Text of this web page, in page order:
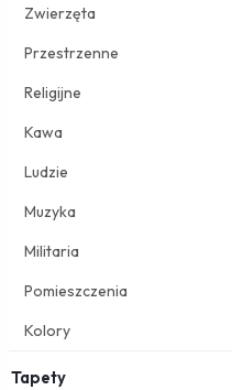
Zwierzęta
Przestrzenne
Religijne
Kawa
Ludzie
Muzyka
Militaria
Pomieszczenia
Kolory
Tapety